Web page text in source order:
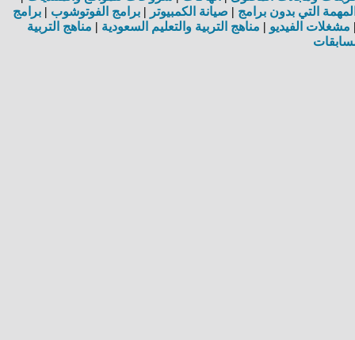
التي بدون برامج | صيانة الكمبيوتر |برامج الفوتوشوب |برامج
مشغلات الفيديو | مناهج التربية والتعليم السعودية | مناهج التربية